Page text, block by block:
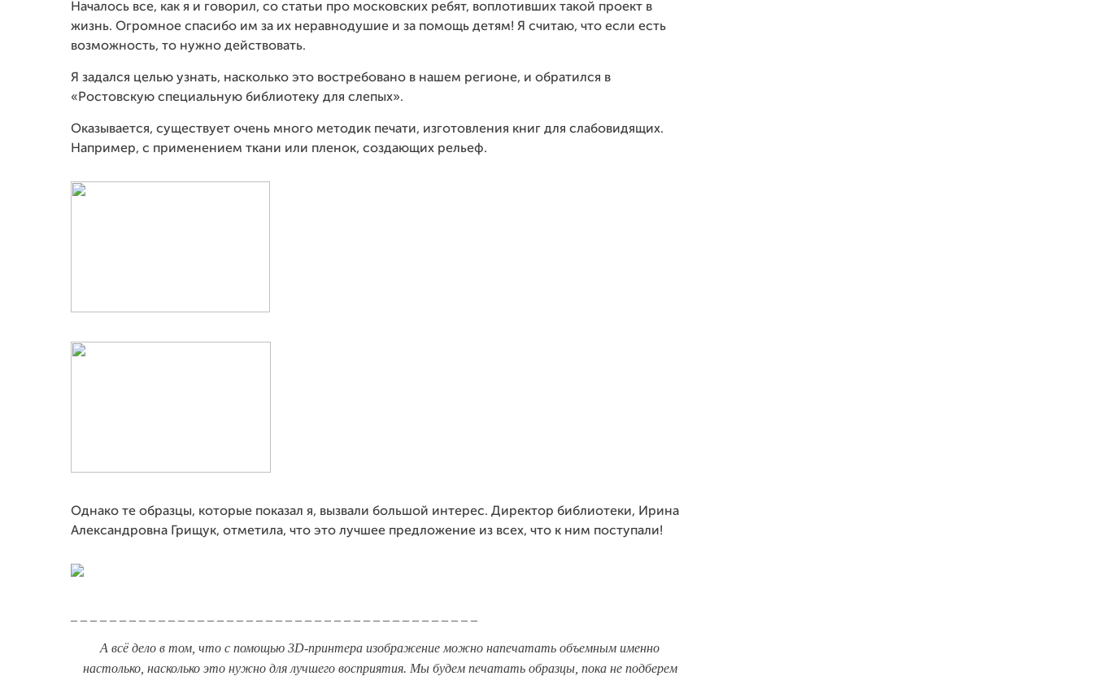
Началось все, как я и говорил, со статьи про московских ребят, воплотивших такой проект в
жизнь. Огромное спасибо им за их неравнодушие и за помощь детям! Я считаю, что если есть
возможность, то нужно действовать.
Я задался целью узнать, насколько это востребовано в нашем регионе, и обратился в
«Ростовскую специальную библиотеку для слепых».
Оказывается, существует очень много методик печати, изготовления книг для слабовидящих.
Например, с применением ткани или пленок, создающих рельеф.
Однако те образцы, которые показал я, вызвали большой интерес. Директор библиотеки, Ирина
Александровна Грищук, отметила, что это лучшее предложение из всех, что к ним поступали!
А всё дело в том, что с помощью 3D-принтера изображение можно напечатать объемным именно
настолько, насколько это нужно для лучшего восприятия. Мы будем печатать образцы, пока не подберем